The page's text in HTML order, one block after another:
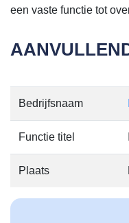
een vaste functie tot
Bedrijfsnaam
Functie titel
Plaats